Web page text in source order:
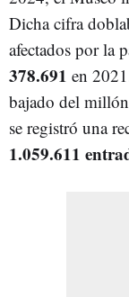
Dicha cifra
afectados por la
378.691 en
bajado del
se registró una
1.059.611